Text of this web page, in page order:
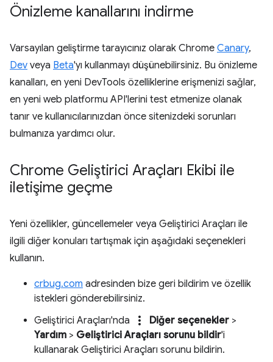
Önizleme kanallarını indirme
Varsayılan geliştirme tarayıcınız olarak Chrome Canary,
Dev veya Beta'yı kullanmayı düşünebilirsiniz. Bu önizleme
kanalları, en yeni DevTools özelliklerine erişmenizi sağlar,
en yeni web platformu API'lerini test etmenize olanak
tanır ve kullanıcılarınızdan önce sitenizdeki sorunları
bulmanıza yardımcı olur.
Chrome Geliştirici Araçları Ekibi ile
iletişime geçme
Yeni özellikler, güncellemeler veya Geliştirici Araçları ile
ilgili diğer konuları tartışmak için aşağıdaki seçenekleri
kullanın.
crbug.com adresinden bize geri bildirim ve özellik
istekleri gönderebilirsiniz.
Geliştirici Araçları'nda
more_vert Diğer seçenekler >
Yardım > Geliştirici Araçları sorunu bildir'i
kullanarak Geliştirici Araçları sorunu bildirin.